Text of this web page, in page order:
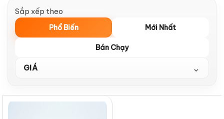
Sắp xếp theo
Phổ Biến Mới Nhất
Bán Chạy
GIÁ ⌄